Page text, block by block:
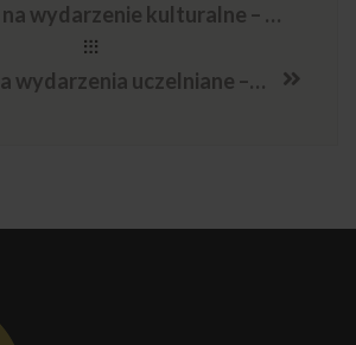
Catering na wydarzenie kulturalne – nowoczesne finger food na event
Jedzenie na wydarzenia uczelniane – pomysły na wygodny catering